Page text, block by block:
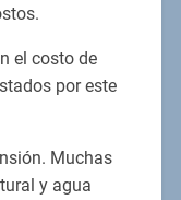
el costo de
por este
Muchas
y agua